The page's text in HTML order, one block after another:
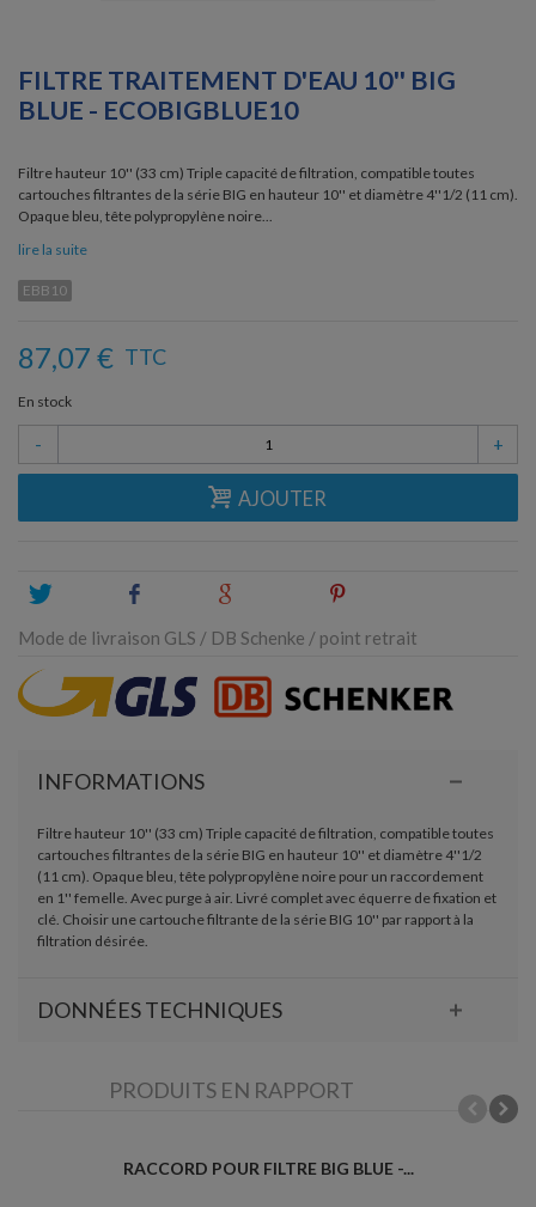
FILTRE TRAITEMENT D'EAU 10'' BIG
BLUE - ECOBIGBLUE10
Filtre hauteur 10'' (33 cm) Triple capacité de filtration, compatible toutes
cartouches filtrantes de la série BIG en hauteur 10'' et diamètre 4''1/2 (11 cm).
Opaque bleu, tête polypropylène noire...
lire la suite
EBB10
87,07 € TTC
En stock
- +
AJOUTER
Tweet
Mode de livraison GLS / DB Schenke / point retrait
INFORMATIONS
Filtre hauteur 10'' (33 cm) Triple capacité de filtration, compatible toutes
cartouches filtrantes de la série BIG en hauteur 10'' et diamètre 4''1/2
(11 cm). Opaque bleu, tête polypropylène noire pour un raccordement
en 1'' femelle. Avec purge à air. Livré complet avec équerre de fixation et
clé. Choisir une cartouche filtrante de la série BIG 10'' par rapport à la
filtration désirée.
DONNÉES TECHNIQUES
PRODUITS EN RAPPORT
RACCORD POUR FILTRE BIG BLUE -...